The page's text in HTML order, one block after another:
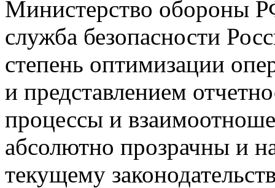
Министерство обороны
служба безопасности
степень оптимизации
и представлением
процессы и
абсолютно прозрачны и
текущему